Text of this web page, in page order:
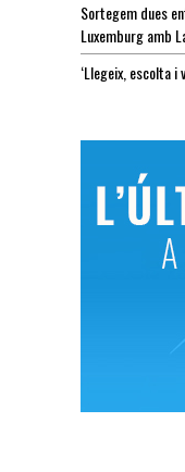
Sortegem dues
Luxemburg amb
‘Llegeix, escolta i